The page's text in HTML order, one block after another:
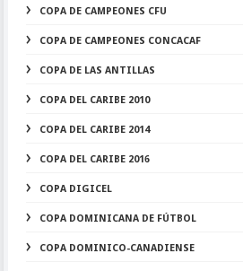
COPA DE CAMPEONES CFU
COPA DE CAMPEONES CONCACAF
COPA DE LAS ANTILLAS
COPA DEL CARIBE 2010
COPA DEL CARIBE 2014
COPA DEL CARIBE 2016
COPA DIGICEL
COPA DOMINICANA DE FÚTBOL
COPA DOMINICO-CANADIENSE